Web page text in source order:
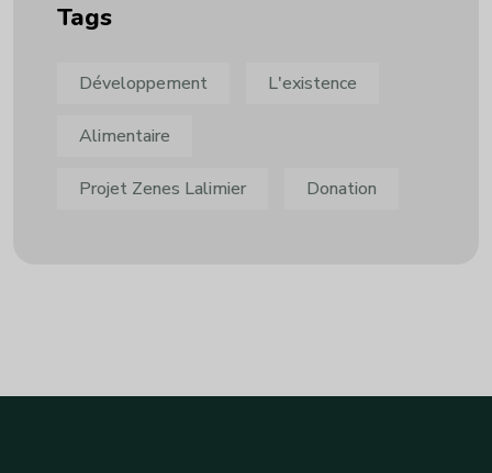
Tags
Développement L'existence
Alimentaire
Projet Zenes Lalimier Donation